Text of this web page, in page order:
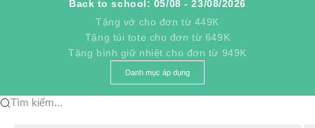
Back to school: 05/08 - 23/08/2026
Tặng vớ cho đơn từ 449K
Tặng túi tote cho đơn từ 649K
Tặng bình giữ nhiệt cho đơn từ 949K
Danh mục áp dụng
Tìm kiếm...